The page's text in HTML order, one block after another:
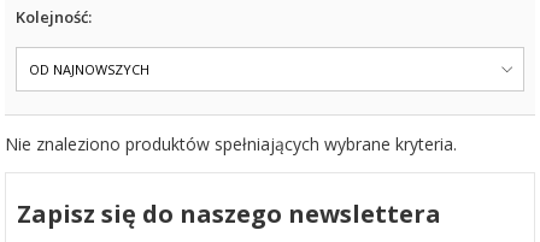
Kolejność:
OD NAJNOWSZYCH
Nie znaleziono produktów spełniających wybrane kryteria.
Zapisz się do naszego newslettera